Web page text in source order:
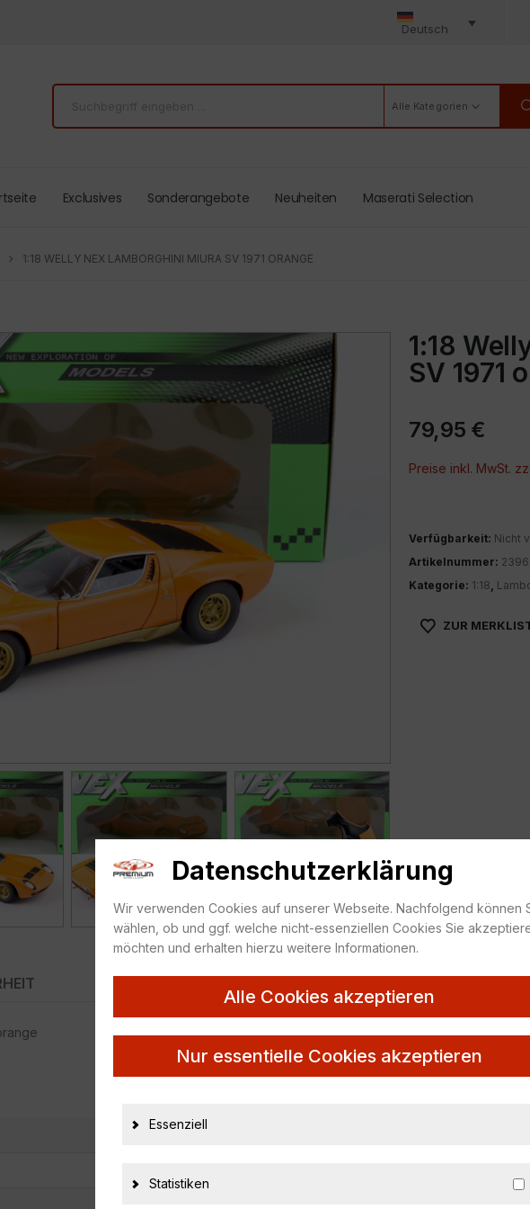
Deutsch
Alle Kategorien
Exclusives Sonderangebote Neuheiten Maserati Selection
1:18 WELLY NEX LAMBORGHINI MIURA SV 1971 ORANGE
1:18
SV 1971
79,95 €
Preise inkl. MwSt.
Verfügbarkeit: Nicht
Artikelnummer:
Kategorie: 1:18,
ZUR
Datenschutzerklärung
Wir verwenden Cookies auf unserer Webseite. Nachfolgend können
wählen, ob und ggf. welche nicht-essenziellen Cookies Sie
möchten und erhalten hierzu weitere Informationen.
Alle Cookies akzeptieren
Nur essentielle Cookies akzeptieren
Essenziell
Statistiken